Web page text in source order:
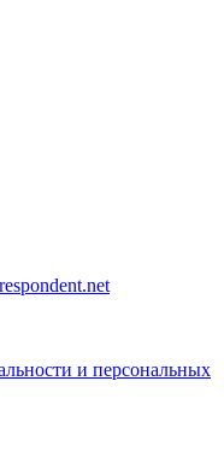
и персональных